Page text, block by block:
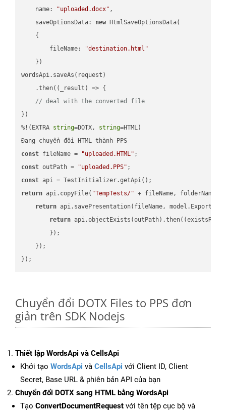
name: "uploaded.docx" ,
saveOptionsData: new HtmlSaveOptionsData(
    {
fileName:
"destination.html"
    })
wordsApi.saveAs(request)
    .then(
( _result ) => {
// deal with the converted file
})
%!(EXTRA string=DOTX, string=HTML)
const fileName = "uploaded.HTML"
const outPath = "uploaded.PPS"
const
return api.copyFile( "TempTests/" + fileName, folderName +
return api.savePresentation(fileName,
return api.objectExists(outPath).then( (
        });
    });
Chuyển đổi DOTX Files to PPS đơn
giản trên SDK Nodejs
Thiết lập WordsApi và CellsApi
Khởi tạo WordsApi và CellsApi với Client ID, Client
Secret, Base URL & phiên bản API của bạn
Chuyển đổi DOTX sang HTML bằng WordsApi
Tạo ConvertDocumentRequest với tên tệp cục bộ và